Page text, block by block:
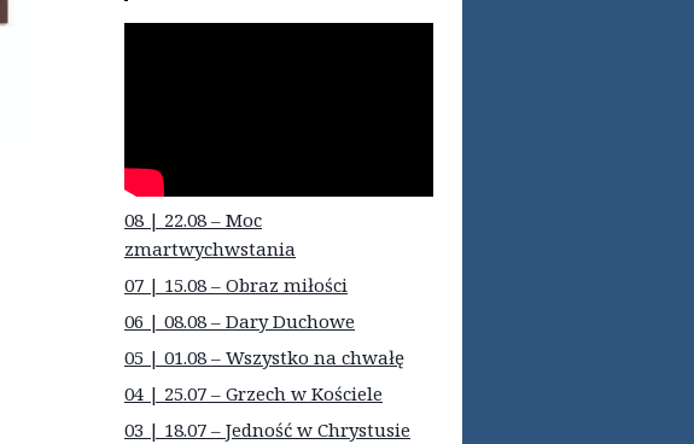
08 | 22.08 – Moc
zmartwychwstania
07 | 15.08 – Obraz miłości
06 | 08.08 – Dary Duchowe
05 | 01.08 – Wszystko na chwałę
04 | 25.07 – Grzech w Kościele
03 | 18.07 – Jedność w Chrystusie